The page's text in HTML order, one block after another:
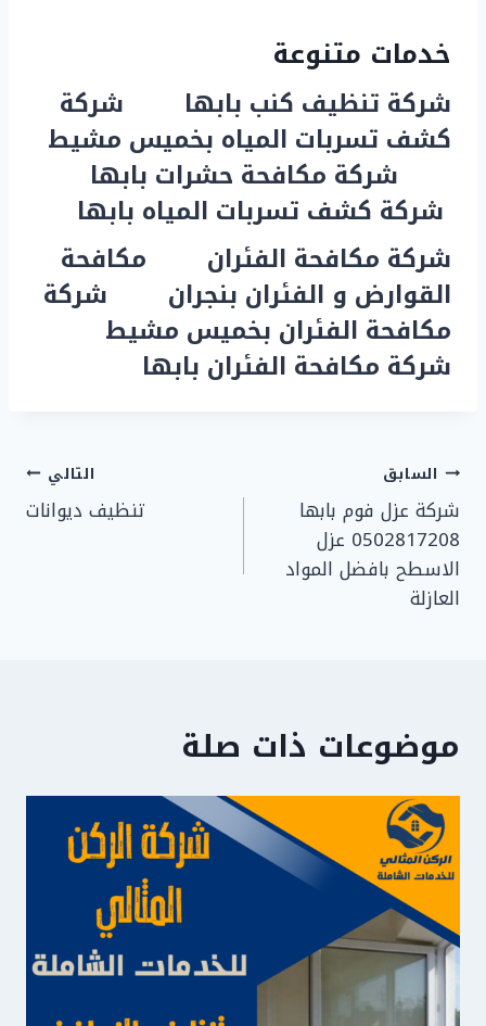
خدمات متنوعة
شركة تنظيف كنب بابها شركة
كشف تسربات المياه بخميس مشيط
شركة مكافحة حشرات بابها
شركة كشف تسربات المياه بابها
شركة مكافحة الفئران
مكافحة
القوارض و الفئران بنجران شركة
مكافحة الفئران بخميس مشيط
شركة مكافحة الفئران بابها
تصفّح
المقالات
السابق
شركة عزل فوم بابها
0502817208 عزل
الاسطح بافضل المواد
العازلة
التالي
تنظيف ديوانات
موضوعات ذات صلة